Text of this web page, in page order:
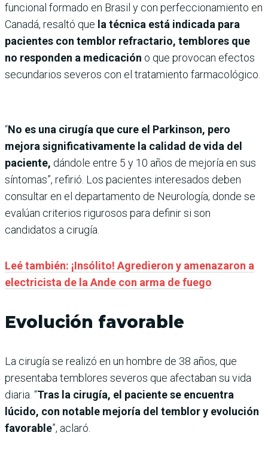
funcional formado en Brasil y con perfeccionamiento en
Canadá, resaltó que la técnica está indicada para
pacientes con temblor refractario, temblores que
no responden a medicación o que provocan efectos
secundarios severos con el tratamiento farmacológico.
“No es una cirugía que cure el Parkinson, pero
mejora significativamente la calidad de vida del
paciente, dándole entre 5 y 10 años de mejoría en sus
síntomas”, refirió. Los pacientes interesados deben
consultar en el departamento de Neurología, donde se
evalúan criterios rigurosos para definir si son
candidatos a cirugía.
Leé también: ¡Insólito! Agredieron y amenazaron a
electricista de la Ande con arma de fuego
Evolución favorable
La cirugía se realizó en un hombre de 38 años, que
presentaba temblores severos que afectaban su vida
diaria. “Tras la cirugía, el paciente se encuentra
lúcido, con notable mejoría del temblor y evolución
favorable”, aclaró.